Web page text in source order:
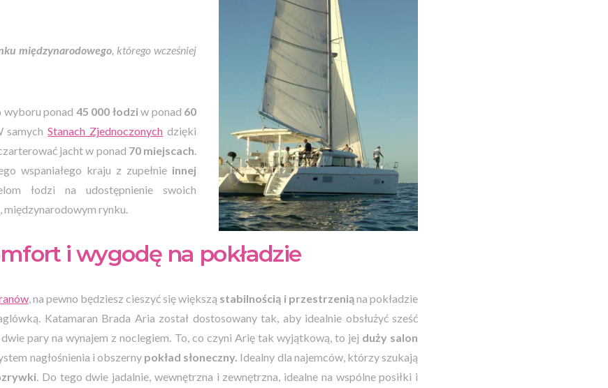
międzynarodowego , którego wcześniej
wyboru ponad 45 000 łodziw ponad 60
samychStanach Zjednoczonych dzięki
jacht w ponad 70 miejscach
wspaniałego kraju z zupełnie innej
łodzi na udostępnienie swoich
międzynarodowym rynku.
i wygodę na pokładzie
, na pewno będziesz cieszyć się większą stabilnością i przestrzeniąna pokładzie
Katamaran Brada Aria został dostosowany tak, aby idealnie obsłużyć sześć
pary na wynajem z noclegiem. To, co czyni Arię tak wyjątkową, to jej duży salon
nagłośnienia i obszerny pokład słoneczny. Idealny dla najemców, którzy szukają
. Do tego dwie jadalnie, wewnętrzna i zewnętrzna, idealne na wspólne posiłki i